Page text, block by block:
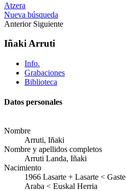
Atzera
Nueva búsqueda
Anterior Siguiente
Iñaki Arruti
Info.
Grabaciones
Biblioteca
Datos personales
Nombre
Arruti, Iñaki
Nombre y apellidos completos
Arruti Landa, Iñaki
Nacimiento
1966 Lasarte + Lasarte <
Araba < Euskal Herria